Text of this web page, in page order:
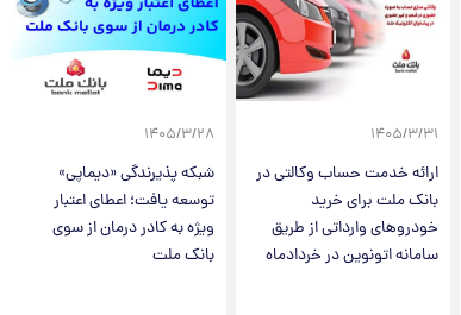
۱۴۰۵/۳/۳۱
ارائه خدمت حساب وکالتی در
بانک ملت برای خرید
خودروهای وارداتی از طریق
سامانه اتونوین در خردادماه
۱۴۰۵/۳/۲۸
شبکه پذیرندگی «دیماپی»
توسعه یافت؛ اعطای اعتبار
ویژه به کادر درمان از سوی
بانک ملت